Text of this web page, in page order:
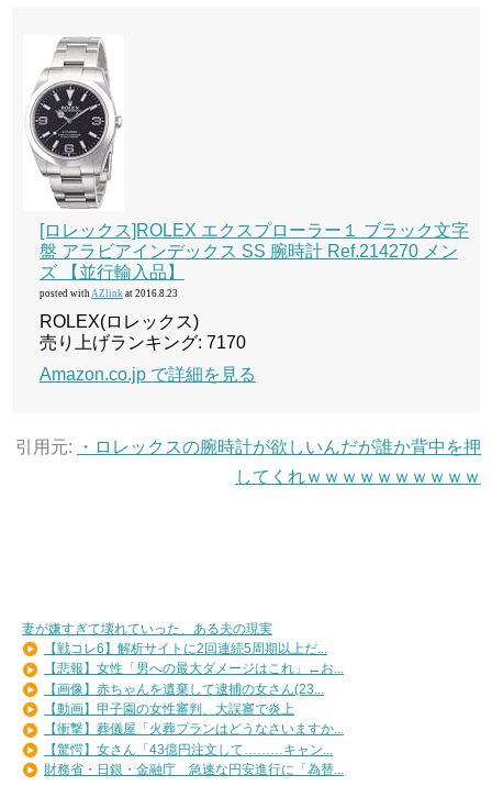
[ロレックス]ROLEX エクスプローラー１ ブラック文字
盤 アラビアインデックス SS 腕時計 Ref.214270 メン
ズ 【並行輸入品】
posted withAZlink at 2016.8.23
ROLEX(ロレックス)
売り上げランキング: 7170
Amazon.co.jp で詳細を見る
引用元:
・ロレックスの腕時計が欲しいんだが誰か背中を押
してくれｗｗｗｗｗｗｗｗｗｗ
妻が嫌すぎて壊れていった、ある夫の現実
【戦コレ6】解析サイトに2回連続5周期以上だ...
【悲報】女性「男への最大ダメージはこれ」←お...
【画像】赤ちゃんを遺棄して逮捕の女さん(23...
【動画】甲子園の女性審判、大誤審で炎上
【衝撃】葬儀屋「火葬プランはどうなさいますか...
【驚愕】女さん「43億円注文して………キャン...
財務省・日銀・金融庁 急速な円安進行に「為替...